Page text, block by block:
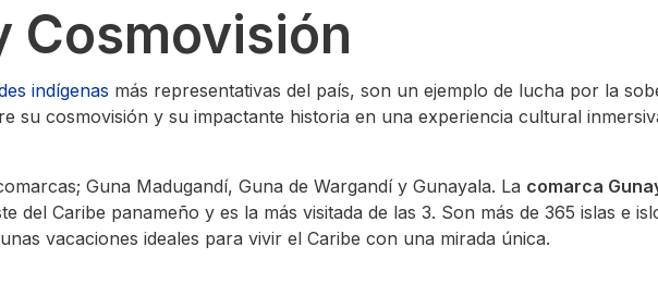
Cosmovisión
indígenas más representativas del país, son un ejemplo de lucha por la
su cosmovisión y su impactante historia en una experiencia cultural
Guna Madugandí, Guna de Wargandí y Gunayala. La comarca
del Caribe panameño y es la más visitada de las 3. Son más de 365 islas e
vacaciones ideales para vivir el Caribe con una mirada única.